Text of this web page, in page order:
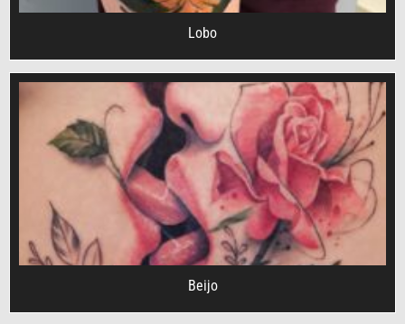
Lobo
Beijo